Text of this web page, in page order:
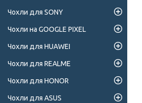
Чохли для SONY
Чохли на GOOGLE PIXEL
Чохли для HUAWEI
Чохли для REALME
Чохли для HONOR
Чохли для ASUS